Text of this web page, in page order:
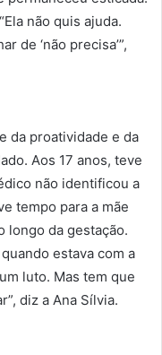
não quis ajuda.
de ‘não precisa’”,
da proatividade e da
Aos 17 anos, teve
não identificou a
tempo para a mãe
longo da gestação.
estava com a
luto. Mas tem que
diz a Ana Sílvia.